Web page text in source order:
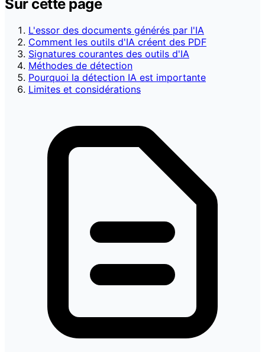
Sur cette page
L'essor des documents générés par l'IA
Comment les outils d'IA créent des PDF
Signatures courantes des outils d'IA
Méthodes de détection
Pourquoi la détection IA est importante
Limites et considérations